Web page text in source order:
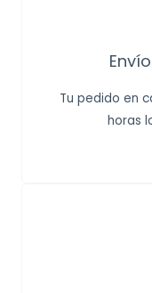
Tu pedido en
horas